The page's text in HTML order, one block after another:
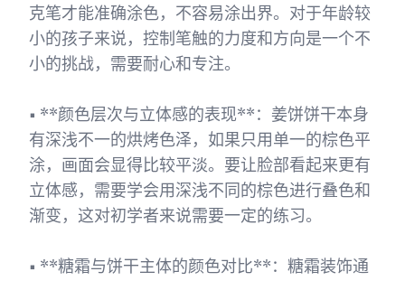
克笔才能准确涂色，不容易涂出界。对于年龄较
小的孩子来说，控制笔触的力度和方向是一个不
小的挑战，需要耐心和专注。
• **颜色层次与立体感的表现**：姜饼饼干本身
有深浅不一的烘烤色泽，如果只用单一的棕色平
涂，画面会显得比较平淡。要让脸部看起来更有
立体感，需要学会用深浅不同的棕色进行叠色和
渐变，这对初学者来说需要一定的练习。
• **糖霜与饼干主体的颜色对比**：糖霜装饰通